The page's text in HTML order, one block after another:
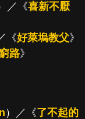
／《喜新不厭
《好萊塢教父》
路》
）／《了不起的